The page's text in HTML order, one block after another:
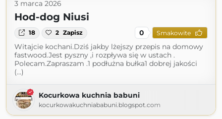
3 marca 2026
Hod-dog Niusi
18 2 Zapisz 0 Smakowite
Witajcie kochani.Dziś jakby lżejszy przepis na domowy
fastwood.Jest pyszny ,i rozpływa się w ustach .
Polecam.Zapraszam .1 podłużna bułka1 dobrej jakości
(...)
Kocurkowa kuchnia babuni
kocurkowakuchniababuni.blogspot.com